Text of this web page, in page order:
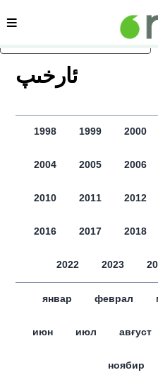
асаслиқ мәзмунға атлаң
сәһипә
ﺋﺎﺭﺧﯩﭗ
1998 1999 2000
2004 2005 2006
2010 2011 2012
2016 2017 2018
2022 2023
январ феврал
июн июл авғуст
ноябир